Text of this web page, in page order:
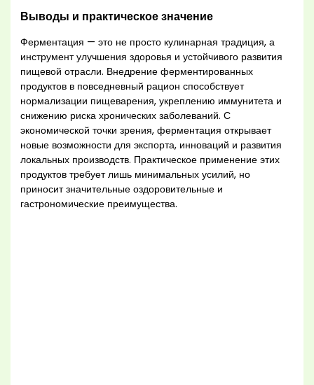
Выводы и практическое значение
Ферментация — это не просто кулинарная традиция, а
инструмент улучшения здоровья и устойчивого развития
пищевой отрасли. Внедрение ферментированных
продуктов в повседневный рацион способствует
нормализации пищеварения, укреплению иммунитета и
снижению риска хронических заболеваний. С
экономической точки зрения, ферментация открывает
новые возможности для экспорта, инноваций и развития
локальных производств. Практическое применение этих
продуктов требует лишь минимальных усилий, но
приносит значительные оздоровительные и
гастрономические преимущества.